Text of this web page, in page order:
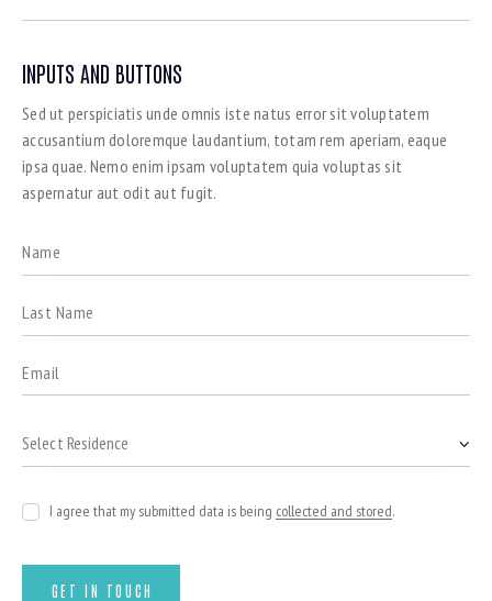
INPUTS AND BUTTONS
Sed ut perspiciatis unde omnis iste natus error sit voluptatem
accusantium doloremque laudantium, totam rem aperiam, eaque
ipsa quae. Nemo enim ipsam voluptatem quia voluptas sit
aspernatur aut odit aut fugit.
I agree that my submitted data is being collected and stored.